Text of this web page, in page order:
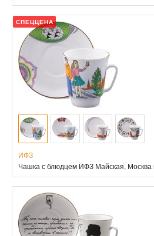
СПЕЦЦЕНА
ИФЗ
Чашка с блюдцем ИФЗ Майская, Москва